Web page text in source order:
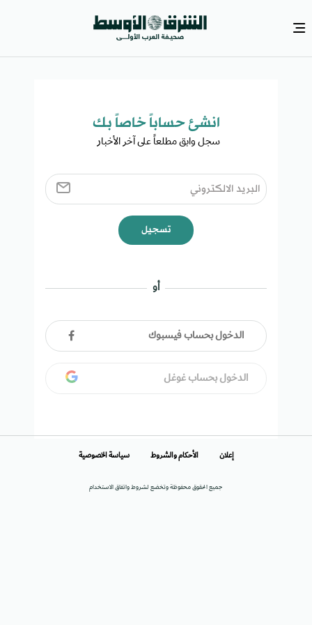
انشئ حساباً خاصاً بك​
سجل وابق مطلعاً على آخر الأخبار ​
تسجيل
أو
الدخول بحساب فيسبوك
الدخول بحساب غوغل
جميع الحقوق محفوظة وتخضع لشروط واتفاق الاستخدام
إعلان الأحكام والشروط سياسة الخصوصية